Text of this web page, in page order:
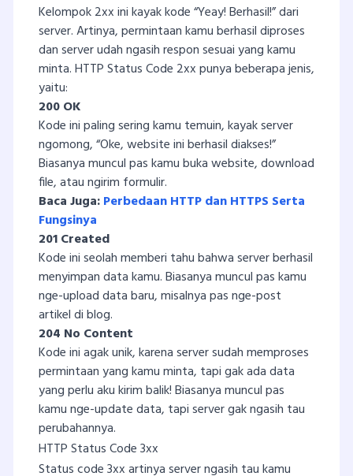
Kelompok 2xx ini kayak kode “Yeay! Berhasil!” dari
server. Artinya, permintaan kamu berhasil diproses
dan server udah ngasih respon sesuai yang kamu
minta. HTTP Status Code 2xx punya beberapa jenis,
yaitu:
200 OK
Kode ini paling sering kamu temuin, kayak server
ngomong, “Oke, website ini berhasil diakses!”
Biasanya muncul pas kamu buka website, download
file, atau ngirim formulir.
Baca Juga:Perbedaan HTTP dan HTTPS Serta
Fungsinya
201 Created
Kode ini seolah memberi tahu bahwa server berhasil
menyimpan data kamu. Biasanya muncul pas kamu
nge-upload data baru, misalnya pas nge-post
artikel di blog.
204 No Content
Kode ini agak unik, karena server sudah memproses
permintaan yang kamu minta, tapi gak ada data
yang perlu aku kirim balik! Biasanya muncul pas
kamu nge-update data, tapi server gak ngasih tau
perubahannya.
HTTP Status Code 3xx
Status code 3xx artinya server ngasih tau kamu